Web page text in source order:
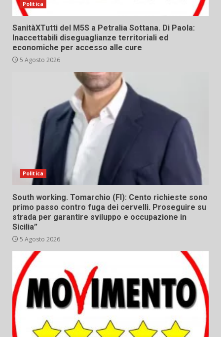
Politica
SanitàXTutti del M5S a Petralia Sottana. Di Paola:
Inaccettabili diseguaglianze territoriali ed
economiche per accesso alle cure
5 Agosto 2026
Politica
South working. Tomarchio (FI): Cento richieste sono
primo passo contro fuga dei cervelli. Proseguire su
strada per garantire sviluppo e occupazione in
Sicilia”
5 Agosto 2026